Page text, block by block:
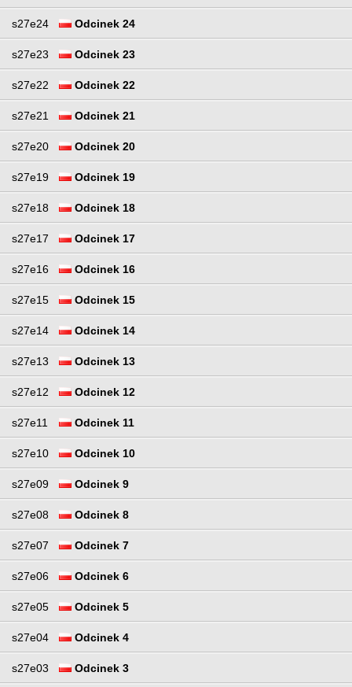
s27e24 Odcinek 24
s27e23 Odcinek 23
s27e22 Odcinek 22
s27e21 Odcinek 21
s27e20 Odcinek 20
s27e19 Odcinek 19
s27e18 Odcinek 18
s27e17 Odcinek 17
s27e16 Odcinek 16
s27e15 Odcinek 15
s27e14 Odcinek 14
s27e13 Odcinek 13
s27e12 Odcinek 12
s27e11 Odcinek 11
s27e10 Odcinek 10
s27e09 Odcinek 9
s27e08 Odcinek 8
s27e07 Odcinek 7
s27e06 Odcinek 6
s27e05 Odcinek 5
s27e04 Odcinek 4
s27e03 Odcinek 3